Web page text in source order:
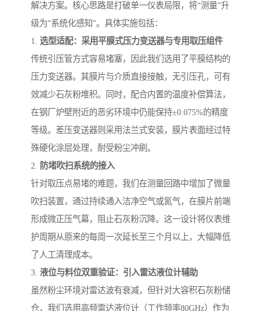
解决方案。核心思路是打破单一仪表局限，将“测量”升
级为“系统化感知”。具体实施包括：
1. 选型适配：采用平膜式压力变送器与专用取压组件
传统引压管方式容易堵塞，因此我们选用了平膜结构的
压力变送器。其膜片与介质直接接触，无引压孔，可有
效减少石灰粉堆积。同时，配合内置的温度补偿算法，
在钢厂炉壁附近的恶劣环境中仍能保持±0.075%的精度
等级。差压变送器则采用法兰式安装，膜片表面经过特
殊硬化涂层处理，耐受粉尘冲刷。
2. 防堵吹扫系统的接入
针对取压点易堵的难题，我们在测量回路中增加了微量
吹扫装置，通过持续通入洁净空气或氮气，在膜片前端
形成微正压气幕，阻止石灰粉沉降。这一设计将仪表维
护周期从原来的每周一次延长至三个月以上，大幅降低
了人工清理成本。
3. 液位与料位双重验证：引入雷达液位计辅助
虽然粉尘环境对雷达波有衰减，但针对大容积石灰粉储
仓，我们选用高频雷达液位计（工作频率80GHz）作为